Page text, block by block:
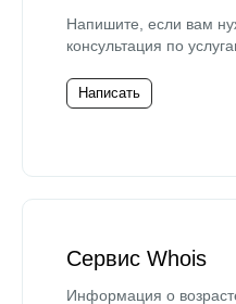
Напишите, если вам
консультация по
Написать
Сервис Whois
Информация о